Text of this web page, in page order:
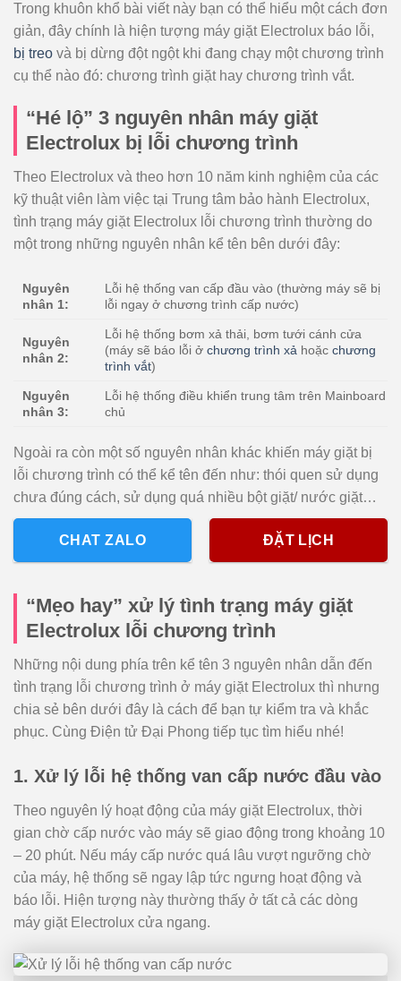
Trong khuôn khổ bài viết này bạn có thể hiểu một cách đơn
giản, đây chính là hiện tượng máy giặt Electrolux báo lỗi,
bị treo và bị dừng đột ngột khi đang chạy một chương trình
cụ thể nào đó: chương trình giặt hay chương trình vắt.
“Hé lộ” 3 nguyên nhân máy giặt
Electrolux bị lỗi chương trình
Theo Electrolux và theo hơn 10 năm kinh nghiệm của các
kỹ thuật viên làm việc tại Trung tâm bảo hành Electrolux,
tình trạng máy giặt Electrolux lỗi chương trình thường do
một trong những nguyên nhân kể tên bên dưới đây:
Nguyên
nhân 1:
Lỗi hệ thống van cấp đầu vào (thường máy sẽ bị
lỗi ngay ở chương trình cấp nước)
Nguyên
nhân 2:
Lỗi hệ thống bơm xả thải, bơm tưới cánh cửa
(máy sẽ báo lỗi ởchương trình xả hoặcchương
trình vắt)
Nguyên
nhân 3:
Lỗi hệ thống điều khiển trung tâm trên Mainboard
chủ
Ngoài ra còn một số nguyên nhân khác khiến máy giặt bị
lỗi chương trình có thể kể tên đến như: thói quen sử dụng
chưa đúng cách, sử dụng quá nhiều bột giặt/ nước giặt…
CHAT ZALO ĐẶT LỊCH
“Mẹo hay” xử lý tình trạng máy giặt
Electrolux lỗi chương trình
Những nội dung phía trên kể tên 3 nguyên nhân dẫn đến
tình trạng lỗi chương trình ở máy giặt Electrolux thì nhưng
chia sẻ bên dưới đây là cách để bạn tự kiểm tra và khắc
phục. Cùng Điện tử Đại Phong tiếp tục tìm hiểu nhé!
1. Xử lý lỗi hệ thống van cấp nước đầu vào
Theo nguyên lý hoạt động của máy giặt Electrolux, thời
gian chờ cấp nước vào máy sẽ giao động trong khoảng 10
– 20 phút. Nếu máy cấp nước quá lâu vượt ngưỡng chờ
của máy, hệ thống sẽ ngay lập tức ngưng hoạt động và
báo lỗi. Hiện tượng này thường thấy ở tất cả các dòng
máy giặt Electrolux cửa ngang.